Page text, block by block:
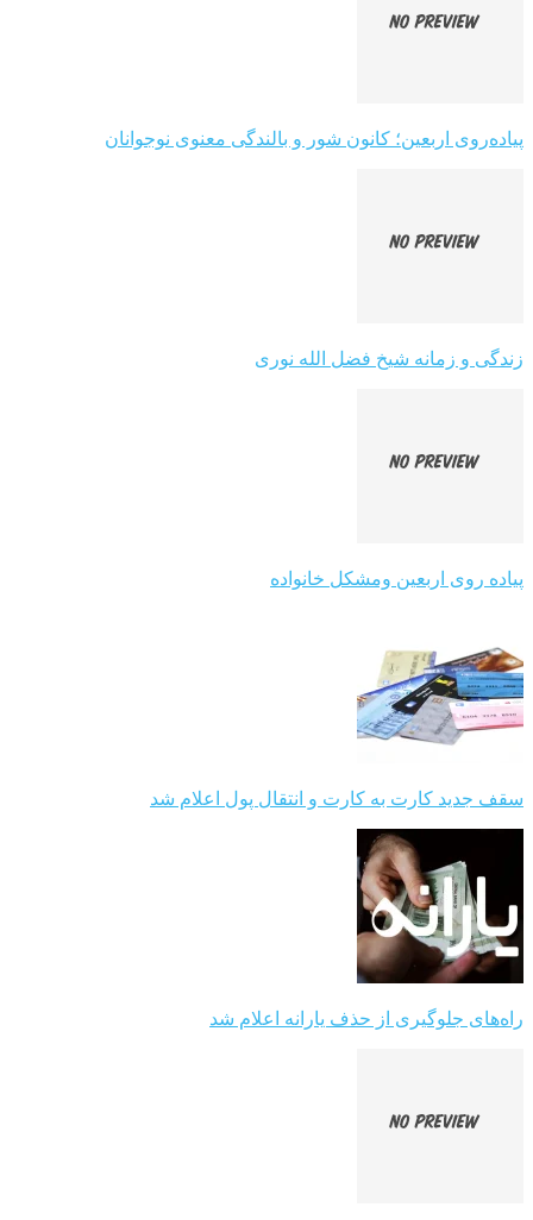
پیاده‌روی اربعین؛ کانون شور و بالندگی معنوی نوجوانان
زندگی و زمانه شیخ فضل الله نوری
پیاده روی اربعین ومشکل خانواده
سقف جدید کارت به کارت و انتقال پول اعلام شد
راه‌های جلوگیری از حذف یارانه اعلام شد